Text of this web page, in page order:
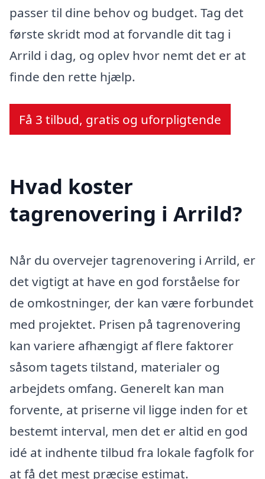
passer til dine behov og budget. Tag det
første skridt mod at forvandle dit tag i
Arrild i dag, og oplev hvor nemt det er at
finde den rette hjælp.
Få 3 tilbud, gratis og uforpligtende
Hvad koster
tagrenovering i Arrild?
Når du overvejer tagrenovering i Arrild, er
det vigtigt at have en god forståelse for
de omkostninger, der kan være forbundet
med projektet. Prisen på tagrenovering
kan variere afhængigt af flere faktorer
såsom tagets tilstand, materialer og
arbejdets omfang. Generelt kan man
forvente, at priserne vil ligge inden for et
bestemt interval, men det er altid en god
idé at indhente tilbud fra lokale fagfolk for
at få det mest præcise estimat.